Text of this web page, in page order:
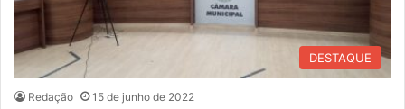
DESTAQUE
Redação 15 de junho de 2022